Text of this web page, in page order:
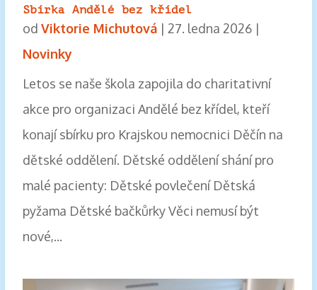
Sbírka Andělé bez křídel
od Viktorie Michutová| 27. ledna 2026|
Novinky
Letos se naše škola zapojila do charitativní
akce pro organizaci Andělé bez křídel, kteří
konají sbírku pro Krajskou nemocnici Děčín na
dětské oddělení. Dětské oddělení shání pro
malé pacienty: Dětské povlečení Dětská
pyžama Dětské bačkůrky Věci nemusí být
nové,...